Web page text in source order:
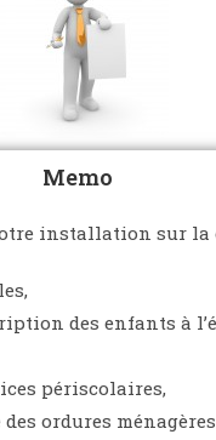
Memo
installation sur la
des enfants à
périscolaires,
ordures ménagères